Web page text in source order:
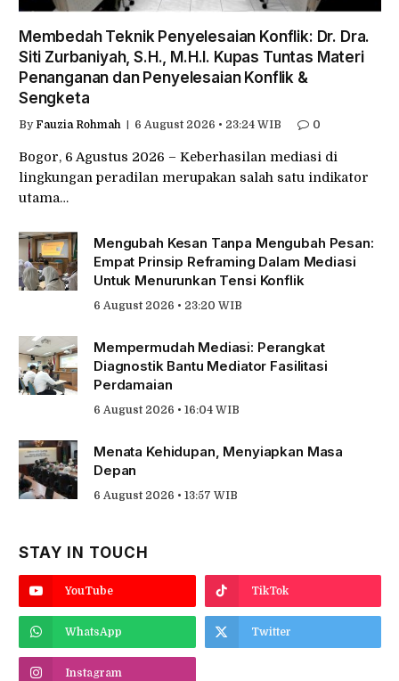
Membedah Teknik Penyelesaian Konflik: Dr. Dra.
Siti Zurbaniyah, S.H., M.H.I. Kupas Tuntas Materi
Penanganan dan Penyelesaian Konflik &
Sengketa
By Fauzia Rohmah 6 August 2026 • 23:24 WIB 0
Bogor, 6 Agustus 2026 – Keberhasilan mediasi di
lingkungan peradilan merupakan salah satu indikator
utama…
Mengubah Kesan Tanpa Mengubah Pesan:
Empat Prinsip Reframing Dalam Mediasi
Untuk Menurunkan Tensi Konflik
6 August 2026 • 23:20 WIB
Mempermudah Mediasi: Perangkat
Diagnostik Bantu Mediator Fasilitasi
Perdamaian
6 August 2026 • 16:04 WIB
Menata Kehidupan, Menyiapkan Masa
Depan
6 August 2026 • 13:57 WIB
STAY IN TOUCH
YouTube TikTok
WhatsApp Twitter
Instagram